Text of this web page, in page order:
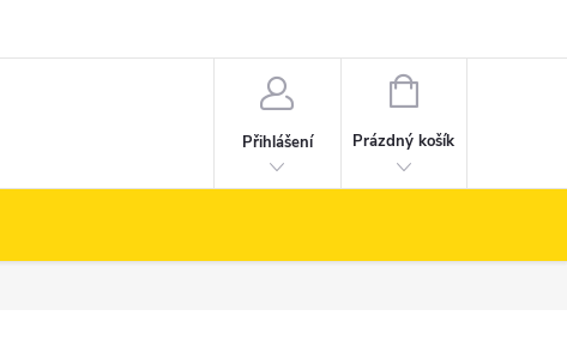
Přihlášení
NÁKUPNÍ
Prázdný košík